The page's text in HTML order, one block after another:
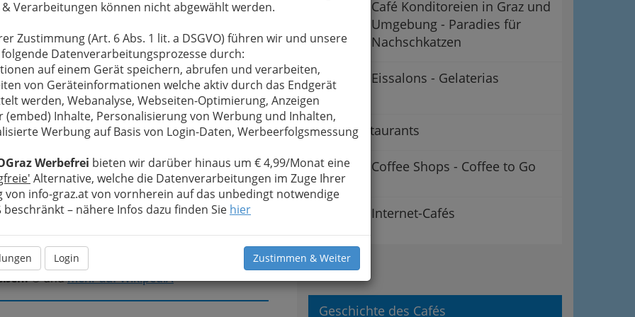
& Verarbeitungen können nicht abgewählt werden.
Zustimmung (Art. 6 Abs. 1 lit. a DSGVO) führen wir und unsere
Datenverarbeitungsprozesse durch:
auf einem Gerät speichern, abrufen und verarbeiten,
von Geräteinformationen welche aktiv durch das Endgerät
werden, Webanalyse, Webseiten-Optimierung, Anzeigen
(embed) Inhalte, Personalisierung von Werbung und Inhalten,
Werbung auf Basis von Login-Daten, Werbeerfolgsmessung
Werbefrei bieten wir darüber hinaus um € 4,99/Monat eine
Alternative, welche die Datenverarbeitungen im Zuge Ihrer
von info-graz.at von vornherein auf das unbedingt notwendige
beschränkt – nähere Infos dazu finden Sie hier
Login Zustimmen & Weiter
sind angeblich das „Café Procope“ in Paris
“ in Leipzig, Letzteres stammt aus dem 16.
Siehe links.
es gab ebenso Stammcafés für
John Dryden Hof hielt, auch Alexander Pope
und Daniel Defoe zu seinen Gästen zählte),
Kennzeichnend für
von Standesdünkel –
Tisch zusammen
und ihre Geschäfte im
Städte wie Paris
mit den Beständen gegründet, die die
© undmehr auf WikipediA
Café Konditoreien in Graz und
Umgebung - Paradies für
Nachschkatzen
Eissalons - Gelaterias
Café Restaurants
Coffee Shops - Coffee to Go
Internet-Cafés
Tipps
Geschichte des Cafés